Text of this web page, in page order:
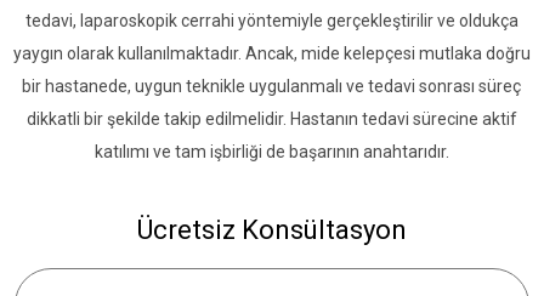
tedavi, laparoskopik cerrahi yöntemiyle gerçekleştirilir ve oldukça
yaygın olarak kullanılmaktadır. Ancak, mide kelepçesi mutlaka doğru
bir hastanede, uygun teknikle uygulanmalı ve tedavi sonrası süreç
dikkatli bir şekilde takip edilmelidir. Hastanın tedavi sürecine aktif
katılımı ve tam işbirliği de başarının anahtarıdır.
Ücretsiz Konsültasyon